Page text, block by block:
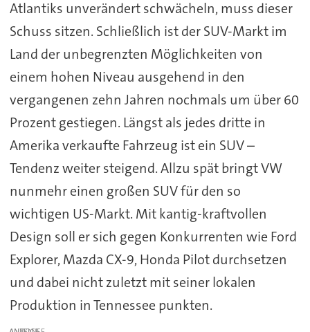
Atlantiks unverändert schwächeln, muss dieser
Schuss sitzen. Schließlich ist der SUV-Markt im
Land der unbegrenzten Möglichkeiten von
einem hohen Niveau ausgehend in den
vergangenen zehn Jahren nochmals um über 60
Prozent gestiegen. Längst als jedes dritte in
Amerika verkaufte Fahrzeug ist ein SUV –
Tendenz weiter steigend. Allzu spät bringt VW
nunmehr einen großen SUV für den so
wichtigen US-Markt. Mit kantig-kraftvollen
Design soll er sich gegen Konkurrenten wie Ford
Explorer, Mazda CX-9, Honda Pilot durchsetzen
und dabei nicht zuletzt mit seiner lokalen
Produktion in Tennessee punkten.